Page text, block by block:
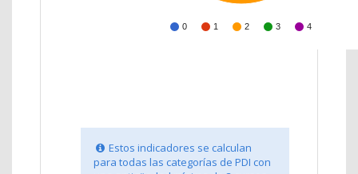
0 1 2 3 4
Estos indicadores se calculan
para todas las categorías de PDI con